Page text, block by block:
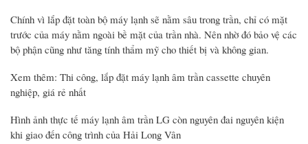
Chính vì lắp đặt toàn bộ máy lạnh sẽ nằm sâu trong trần, chỉ có mặt
trước của máy nằm ngoài bề mặt của trần nhà. Nên nhờ đó bảo vệ các
bộ phận cũng như tăng tính thẩm mỹ cho thiết bị và không gian.
Xem thêm: Thi công, lắp đặt máy lạnh âm trần cassette chuyên
nghiệp, giá rẻ nhất
Hình ảnh thực tế máy lạnh âm trần LG còn nguyên đai nguyên kiện
khi giao đến công trình của Hải Long Vân